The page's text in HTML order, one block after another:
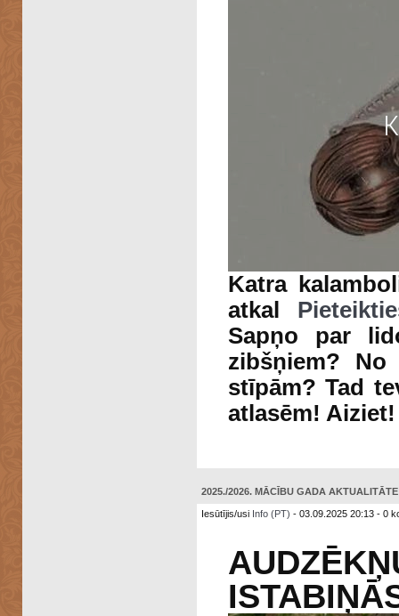
Katra
atkal
Sapņo par
zibšņiem?
stīpām? Tad
atlasēm! Aiziet!
2025./2026. MĀCĪBU GADA
Iesūtījis/usi Info (PT) - 03.09.2025 20:13 - 0